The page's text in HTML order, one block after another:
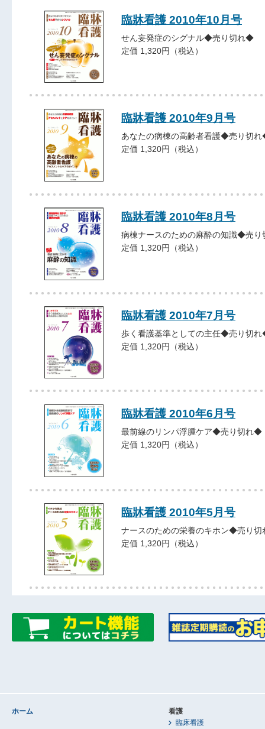
臨牀看護 2010年10月号
せん妄発症のシグナル◆売り切れ◆
定価 1,320円（税込）
臨牀看護 2010年9月号
あなたの病棟の高齢者看護◆売り切
定価 1,320円（税込）
臨牀看護 2010年8月号
病棟ナースのための麻酔の知識◆売
定価 1,320円（税込）
臨牀看護 2010年7月号
歩く看護基準としての主任◆売り切
定価 1,320円（税込）
臨牀看護 2010年6月号
最前線のリンパ浮腫ケア◆売り切れ◆
定価 1,320円（税込）
臨牀看護 2010年5月号
ナースのための栄養のキホン◆売り
定価 1,320円（税込）
ホーム
看護
臨床看護